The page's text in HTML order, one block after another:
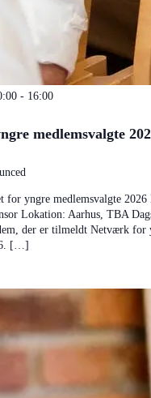
- 16:00
medlemsvalgte
for yngre medlemsvalgte 2026
Lokation: Aarhus, TBA
der er tilmeldt Netværk for
[…]